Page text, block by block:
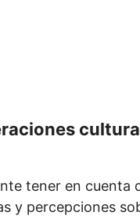
tener en cuenta
y percepciones